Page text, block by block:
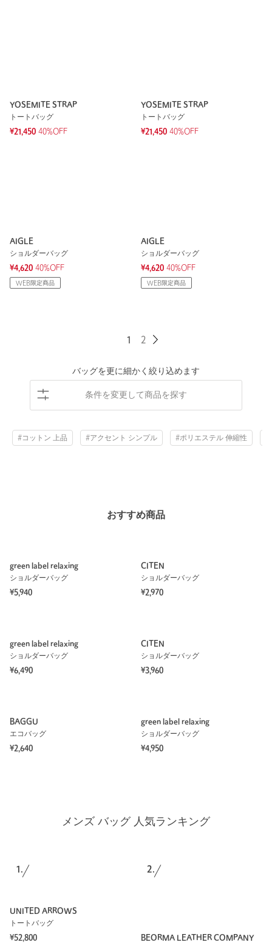
YOSEMITE STRAP
トートバッグ
¥21,450 40%OFF
YOSEMITE STRAP
トートバッグ
¥21,450 40%OFF
AIGLE
ショルダーバッグ
¥4,620 40%OFF
WEB限定商品
AIGLE
ショルダーバッグ
¥4,620 40%OFF
WEB限定商品
1 2
バッグを更に細かく絞り込めます
条件を変更して商品を探す
#コットン 上品 #アクセント シンプル #ポリエステル 伸縮性
おすすめ商品
green label relaxing
ショルダーバッグ
¥5,940
CITEN
ショルダーバッグ
¥2,970
green label relaxing
ショルダーバッグ
¥6,490
CITEN
ショルダーバッグ
¥3,960
BAGGU
エコバッグ
¥2,640
green label relaxing
ショルダーバッグ
¥4,950
メンズ バッグ 人気ランキング
1.
UNITED ARROWS
トートバッグ
¥52,800
2.
BEORMA LEATHER COMPANY